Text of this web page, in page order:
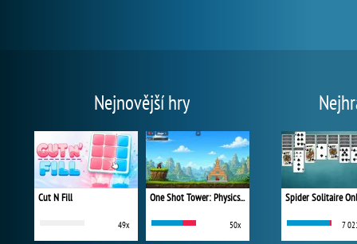
Nejnovější hry
Cut N Fill
49x
One Shot Tower: Physics Destroyer
50x
Spider Solitaire
7